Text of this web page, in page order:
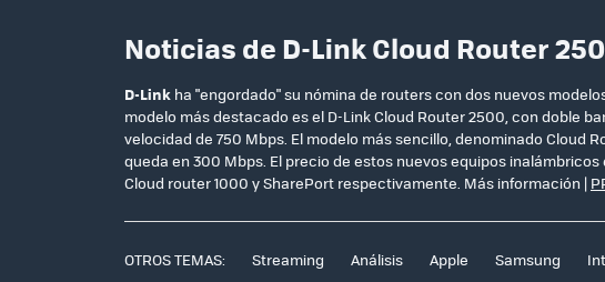
Noticias de D-Link Cloud Router
D-Link ha "engordado" su nómina de routers con dos nuevos
modelo más destacado es el D-Link Cloud Router 2500, con doble
velocidad de 750 Mbps. El modelo más sencillo, denominado Cloud
queda en 300 Mbps. El precio de estos nuevos equipos inalámbricos
Cloud router 1000 y SharePort respectivamente. Más información |
OTROS TEMAS: Streaming Análisis Apple Samsung